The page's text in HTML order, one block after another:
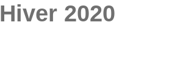
Hiver 2020